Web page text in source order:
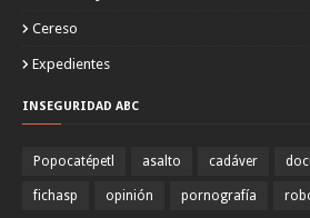
Cereso
Expedientes
INSEGURIDAD ABC
Popocatépetl asalto cadáver
fichasp opinión pornografía